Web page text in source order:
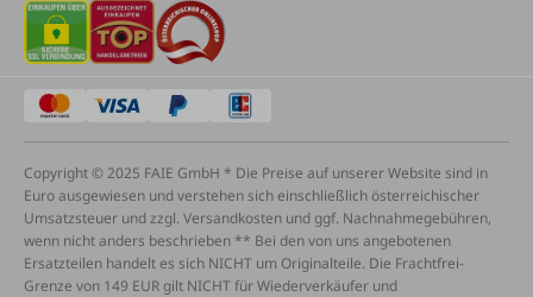
Copyright © 2025 FAIE GmbH * Die Preise auf unserer Website sind in
Euro ausgewiesen und verstehen sich einschließlich österreichischer
Umsatzsteuer und zzgl. Versandkosten und ggf. Nachnahmegebühren,
wenn nicht anders beschrieben ** Bei den von uns angebotenen
Ersatzteilen handelt es sich NICHT um Originalteile. Die Frachtfrei-
Grenze von 149 EUR gilt NICHT für Wiederverkäufer und